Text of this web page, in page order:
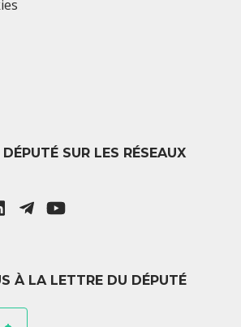
SUR LES RÉSEAUX
À LA LETTRE DU DÉPUTÉ